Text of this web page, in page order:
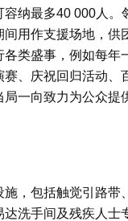
容纳最多40 000人。
用作支援场地，供
类盛事，例如每年
、庆祝回归活动、
一向致力为公众提
，包括触觉引路带
达洗手间及残疾人士